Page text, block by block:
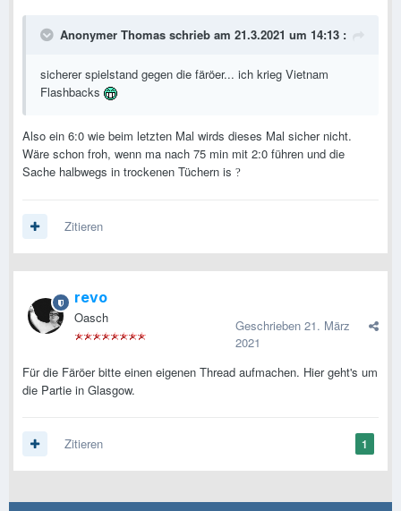
Anonymer Thomas schrieb am 21.3.2021 um 14:13 :
sicherer spielstand gegen die färöer... ich krieg Vietnam
Flashbacks
Also ein 6:0 wie beim letzten Mal wirds dieses Mal sicher nicht.
Wäre schon froh, wenn ma nach 75 min mit 2:0 führen und die
Sache halbwegs in trockenen Tüchern is ?
Zitieren
revo
Oasch Geschrieben 21. März
2021
Für die Färöer bitte einen eigenen Thread aufmachen. Hier geht's um
die Partie in Glasgow.
1
Zitieren